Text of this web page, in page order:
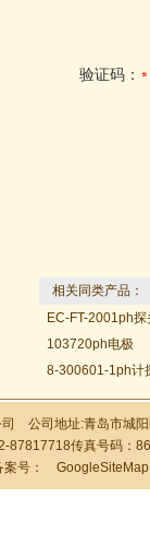
验证码：
相关同类产品：
EC-FT-2001ph探
103720ph电极
8-300601-1ph计
司 公司地址:青岛市城
87817718传真号码
案号： GoogleSiteMap